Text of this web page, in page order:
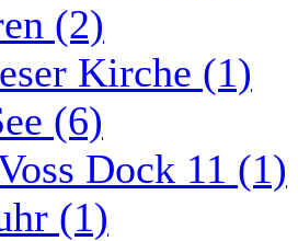
(2)
Kirche (1)
(6)
Dock 11 (1)
(1)